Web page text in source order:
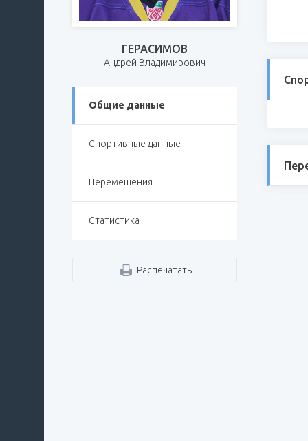
ГЕРАСИМОВ
Андрей Владимирович
Общие данные
Спортивные данные
Перемещения
Статистика
Распечатать